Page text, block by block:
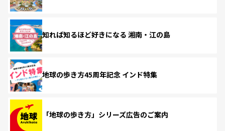
知れば知るほど好きになる 湘南・江の島
地球の歩き方45周年記念 インド特集
「地球の歩き方」シリーズ広告のご案内